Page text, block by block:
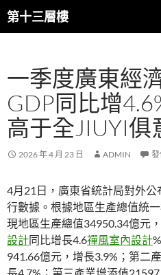
跳
至第十三層樓
搜
尋
一季度廣東經
GDP同比增
高于全JIUYI俱
2026 年 4 月 23 日 ADMIN
4月21日，廣東省統計局對外公
行數據。根據地區生產總值統
現地區生產總值34950.34億元
設計同比增長4.6禪風室內設計
941.66億元，增長3.9%；第二